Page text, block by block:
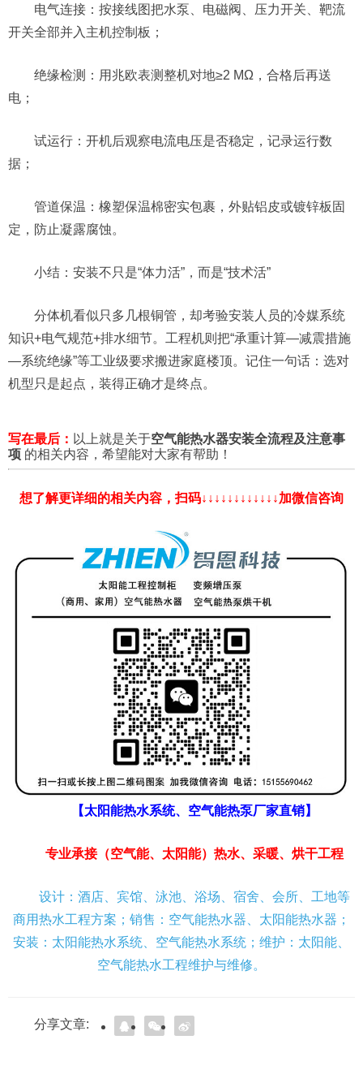
电气连接：按接线图把水泵、电磁阀、压力开关、靶流
开关全部并入主机控制板；
绝缘检测：用兆欧表测整机对地≥2 MΩ，合格后再送
电；
试运行：开机后观察电流电压是否稳定，记录运行数
据；
管道保温：橡塑保温棉密实包裹，外贴铝皮或镀锌板固
定，防止凝露腐蚀。
小结：安装不只是“体力活”，而是“技术活”
分体机看似只多几根铜管，却考验安装人员的冷媒系统
知识+电气规范+排水细节。工程机则把“承重计算—减震措施
—系统绝缘”等工业级要求搬进家庭楼顶。记住一句话：选对
机型只是起点，装得正确才是终点。
写在最后： 以上就是关于空气能热水器安装全流程及注意事
项 的相关内容，希望能对大家有帮助！
想了解更详细的相关内容，扫码↓↓↓↓↓↓↓↓↓↓↓↓加微信咨询
【太阳能热水系统、空气能热泵厂家直销】
专业承接（空气能、太阳能）热水、采暖、烘干工程
设计：酒店、宾馆、泳池、浴场、宿舍、会所、工地等
商用热水工程方案；销售：空气能热水器、太阳能热水器；
安装：太阳能热水系统、空气能热水系统；维护：太阳能、
空气能热水工程维护与维修。
分享文章: